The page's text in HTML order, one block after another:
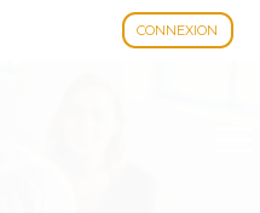
CONNEXION